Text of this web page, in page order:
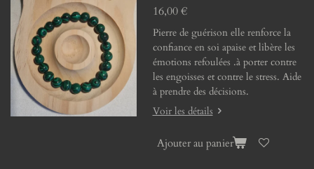
16,00 €
Pierre de guérison elle renforce la
confiance en soi apaise et libère les
émotions refoulées .à porter contre
les engoisses et contre le stress. Aide
à prendre des décisions.
Voir les détails
Ajouter au panier